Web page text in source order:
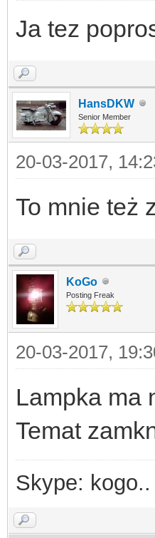
Ja tez
HansDKW
Senior Member
20-03-2017,
To mnie też
KoGo
Posting Freak
20-03-2017,
Lampka ma
Temat
Skype: kogo..